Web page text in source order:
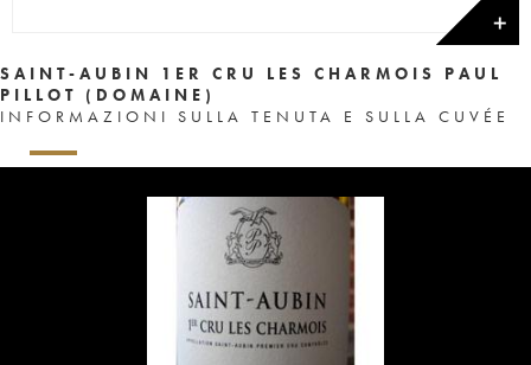
✕
SAINT-AUBIN 1ER CRU LES CHARMOIS PAUL
PILLOT (DOMAINE)
INFORMAZIONI SULLA TENUTA E SULLA CUVÉE